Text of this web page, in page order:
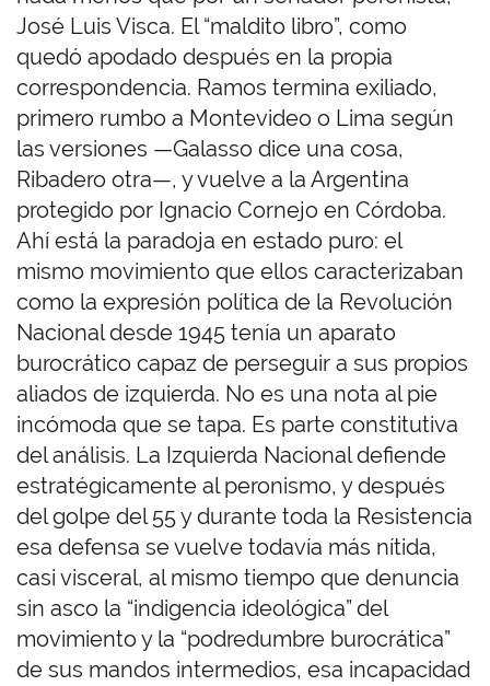
José Luis Visca. El “maldito libro”, como
quedó apodado después en la propia
correspondencia. Ramos termina exiliado,
primero rumbo a Montevideo o Lima según
las versiones —Galasso dice una cosa,
Ribadero otra—, y vuelve a la Argentina
protegido por Ignacio Cornejo en Córdoba.
Ahí está la paradoja en estado puro: el
mismo movimiento que ellos caracterizaban
como la expresión política de la Revolución
Nacional desde 1945 tenía un aparato
burocrático capaz de perseguir a sus propios
aliados de izquierda. No es una nota al pie
incómoda que se tapa. Es parte constitutiva
del análisis. La Izquierda Nacional defiende
estratégicamente al peronismo, y después
del golpe del 55 y durante toda la Resistencia
esa defensa se vuelve todavía más nítida,
casi visceral, al mismo tiempo que denuncia
sin asco la “indigencia ideológica” del
movimiento y la “podredumbre burocrática”
de sus mandos intermedios, esa incapacidad